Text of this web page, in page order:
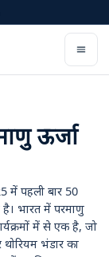
ऊर्जा
में पहली बार 50
भारत में परमाणु
में से एक है, जो
भंडार का